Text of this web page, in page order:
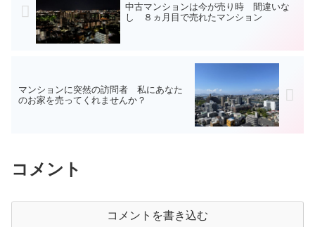
中古マンションは今が売り時 間違いな
し ８ヵ月目で売れたマンション
マンションに突然の訪問者 私にあなた
のお家を売ってくれませんか？
コメント
コメントを書き込む